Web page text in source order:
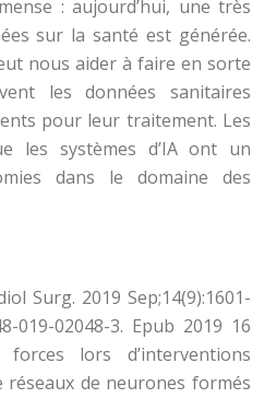
: aujourd’hui, une très
sur la santé est générée.
nous aider à faire en sorte
les données sanitaires
pour leur traitement. Les
les systèmes d’IA ont un
dans le domaine des
Surg. 2019 Sep;14(9):1601-
019-02048-3. Epub 2019 16
lors d’interventions
de neurones formés